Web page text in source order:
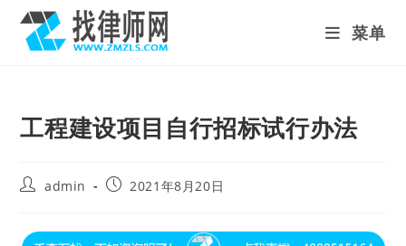
content
菜单
工程建设项目自行招标试行办法
Postadmin
Post2021年8月20日